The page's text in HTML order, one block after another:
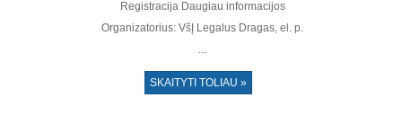
Registracija Daugiau informacijos
Organizatorius: VšĮ Legalus Dragas, el. p.
...
SKAITYTI TOLIAU »